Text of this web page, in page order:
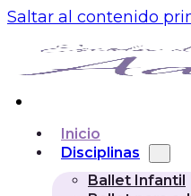
Saltar al contenido
Inicio
Disciplinas
Ballet Infantil